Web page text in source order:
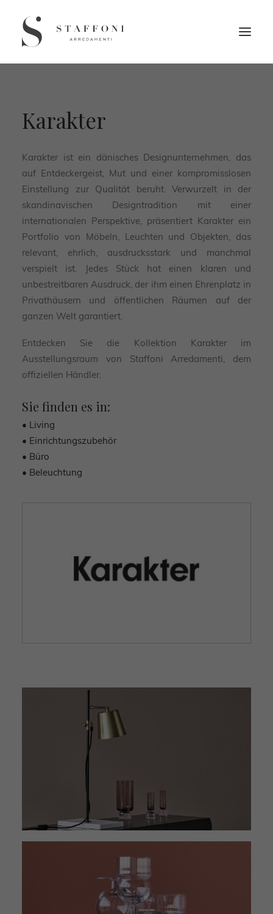
Karakter
Karakter ist ein dänisches Designunternehmen, das
auf Entdeckergeist, Mut und einer kompromisslosen
Einstellung zur Qualität beruht. Verwurzelt in der
skandinavischen Designtradition mit einer
internationalen Perspektive, präsentiert Karakter ein
Portfolio von Möbeln, Leuchten und Objekten, das
relevant, ehrlich, ausdrucksstark und manchmal
verspielt ist. Jedes Stück hat einen klaren und
unbestreitbaren Ausdruck, der ihm einen Ehrenplatz in
Privathäusern und öffentlichen Räumen auf der
ganzen Welt garantiert.
Entdecken Sie die Kollektion Karakter im
Ausstellungsraum von Staffoni Arredamenti, dem
offiziellen Händler.
Sie finden es in:
• Living
• Einrichtungszubehör
• Büro
• Beleuchtung